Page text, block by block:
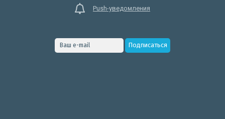
Push-уведомления